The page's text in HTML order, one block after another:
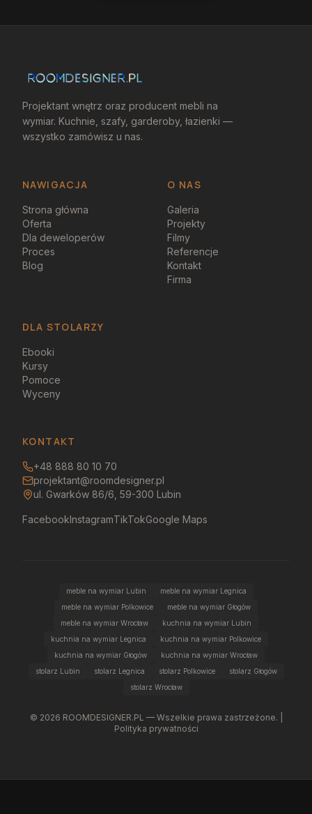
Projektant wnętrz oraz producent mebli na
wymiar. Kuchnie, szafy, garderoby, łazienki —
wszystko zamówisz u nas.
NAWIGACJA O NAS
Strona główna
Oferta
Dla deweloperów
Proces
Blog
Galeria
Projekty
Filmy
Referencje
Kontakt
Firma
DLA STOLARZY
Ebooki
Kursy
Pomoce
Wyceny
KONTAKT
+48 888 80 10 70
projektant@roomdesigner.pl
ul. Gwarków 86/6, 59-300 Lubin
FacebookInstagramTikTokGoogle Maps
meble na wymiar Lubin
meble na wymiar Legnica
meble na wymiar Polkowice
meble na wymiar Głogów
meble na wymiar Wrocław
kuchnia na wymiar Lubin
kuchnia na wymiar Legnica
kuchnia na wymiar Polkowice
kuchnia na wymiar Głogów
kuchnia na wymiar Wrocław
stolarz Lubin
stolarz Legnica stolarz Polkowice
stolarz Głogów
stolarz Wrocław
© 2026 ROOMDESIGNER.PL — Wszelkie prawa zastrzeżone. |
Polityka prywatności